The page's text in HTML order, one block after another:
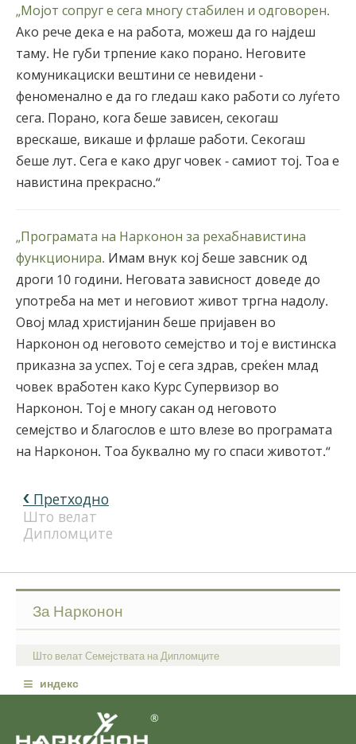
„Мојот сопруг е сега многу стабилен и одговорен.
Ако рече дека е на работа, можеш да го најдеш
таму. Не губи трпение како порано. Неговите
комуникациски вештини се невидени -
феноменално е да го гледаш како работи со луѓето
сега. Порано, кога беше зависен, секогаш
врескаше, викаше и фрлаше работи. Секогаш
беше лут. Сега е како друг човек - самиот тој. Тоа е
навистина прекрасно.“
„Програмата на Нарконон за рехабнавистина
функционира. Имам внук кој беше завсник од
дроги 10 години. Неговата зависност доведе до
употреба на мет и неговиот живот тргна надолу.
Овој млад христијанин беше пријавен во
Нарконон од неговото семејство и тој е вистинска
приказна за успех. Тој е сега здрав, среќен млад
човек вработен како Курс Супервизор во
Нарконон. Тој е многу сакан од неговото
семејство и благослов е што влезе во програмата
на Нарконон. Тоа буквално му го спаси животот.“
Претходно
Што велат
Дипломците
За Нарконон
Што велат Семејствата на Дипломците
≡ индекс
®